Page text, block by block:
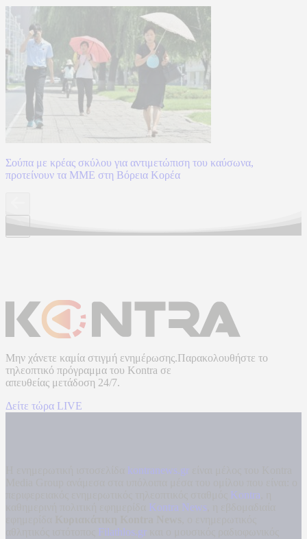
Σούπα με κρέας σκύλου για αντιμετώπιση του καύσωνα,
προτείνουν τα ΜΜΕ στη Βόρεια Κορέα
Μην χάνετε καμία στιγμή ενημέρωσης.Παρακολουθήστε το
τηλεοπτικό πρόγραμμα του Kontra σε
απευθείας μετάδοση 24/7.
Δείτε τώρα LIVE
kontranews.gr
Kontra
Kontra News
Filathlos.gr